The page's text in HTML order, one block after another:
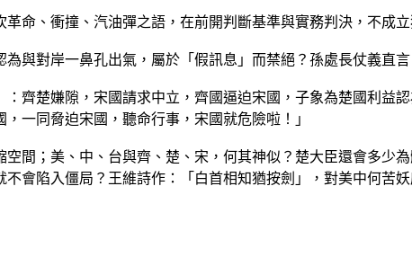
命、衝撞、汽油彈之語，在前開判斷基準與實務判決，不成立
與對岸一鼻孔出氣，屬於「假訊息」而禁絕？孫處長仗義直
齊楚嫌隙，宋國請求中立，齊國逼迫宋國，子象為楚國利益
一同脅迫宋國，聽命行事，宋國就危險啦！」
間；美、中、台與齊、楚、宋，何其神似？楚大臣還會多少
會陷入僵局？王維詩作：「白首相知猶按劍」，對美中何苦妖